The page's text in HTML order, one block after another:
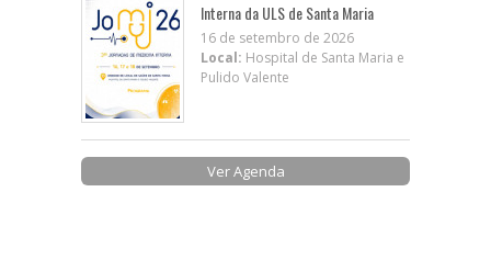
Interna da ULS de Santa Maria
16 de setembro de 2026
Local: Hospital de Santa Maria e
Pulido Valente
Ver Agenda